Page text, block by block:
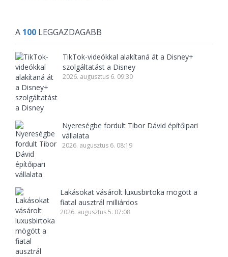
A 100 LEGGAZDAGABB
TikTok-videókkal alakítaná át a Disney+
szolgáltatást a Disney
2026. augusztus 6. 09:30
Nyereségbe fordult Tibor Dávid építőipari
vállalata
2026. augusztus 6. 08:19
Lakásokat vásárolt luxusbirtoka mögött a
fiatal ausztrál milliárdos
2026. augusztus 5. 07:08